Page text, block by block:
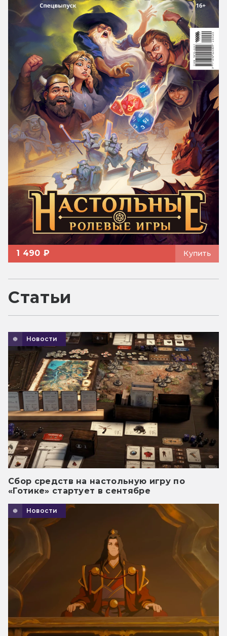
1 490 ₽ Купить
Статьи
Новости
Сбор средств на настольную игру по
«Готике» стартует в сентябре
Новости